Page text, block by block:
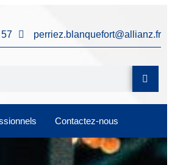
perriez.blanquefort@allianz.fr
Contactez-nous